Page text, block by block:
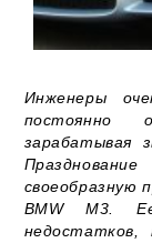
Инженеры
постоянно
зарабатывая
своеобразную
BMW M3.
недостатков,